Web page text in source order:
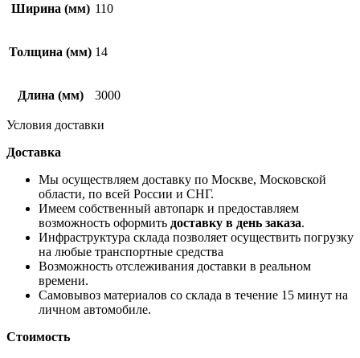
Ширина (мм) 110
Толщина (мм) 14
Длина (мм) 3000
Условия доставки
Доставка
Мы осуществляем доставку по Москве, Московской
области, по всей России и СНГ.
Имеем собственный автопарк и предоставляем
возможность оформить доставку в день заказа.
Инфраструктура склада позволяет осуществить погрузку
на любые транспортные средства
Возможность отслеживания доставки в реальном
времени.
Самовывоз материалов со склада в течение 15 минут на
личном автомобиле.
Стоимость